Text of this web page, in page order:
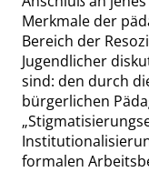
Merkmale der
Bereich der
Jugendlicher
sind: den durch
bürgerlichen
„
formalen